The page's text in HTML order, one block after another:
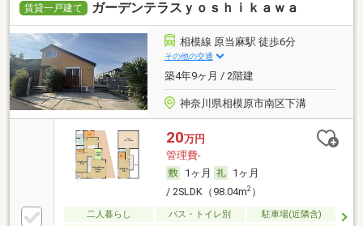
賃貸一戸建て ガーデンテラスｙｏｓｈｉｋａｗａ
相模線 原当麻駅 徒歩6分
その他の交通
築4年9ヶ月 / 2階建
神奈川県相模原市南区下溝
20万円
管理費-
1ヶ月
1ヶ月
/ 2SLDK（98.04m2）
二人暮らし バス・トイレ別 駐車場(近隣含)